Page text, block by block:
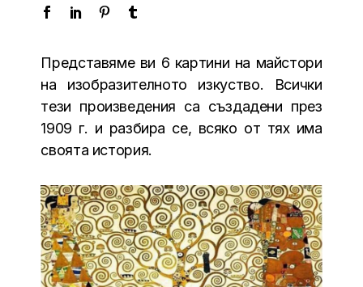
Представяме ви 6 картини на майстори
на изобразителното изкуство. Всички
тези произведения са създадени през
1909 г. и разбира се, всяко от тях има
своята история.